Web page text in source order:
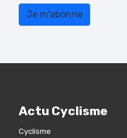
Actu Cyclisme
Cyclisme